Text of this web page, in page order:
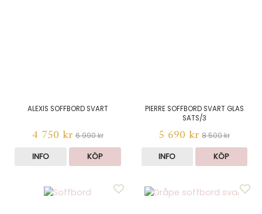
ALEXIS SOFFBORD SVART
4 750 kr 6 990 kr
INFO KÖP
PIERRE SOFFBORD SVART GLAS
SATS/3
5 690 kr 8 500 kr
INFO KÖP